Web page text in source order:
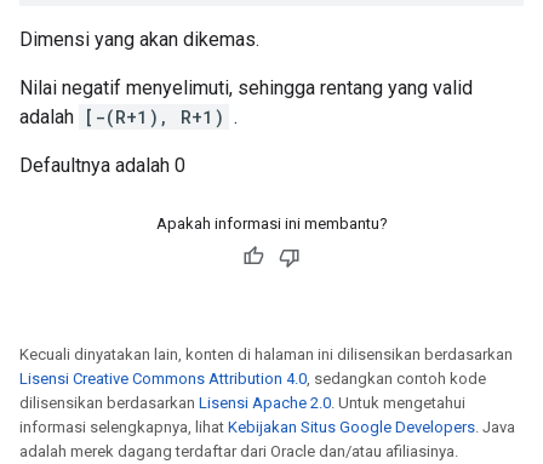
Dimensi yang akan dikemas.
Nilai negatif menyelimuti, sehingga rentang yang valid
adalah [-(R+1), R+1) .
Defaultnya adalah 0
Apakah informasi ini membantu?
Kecuali dinyatakan lain, konten di halaman ini dilisensikan berdasarkan
Lisensi Creative Commons Attribution 4.0, sedangkan contoh kode
dilisensikan berdasarkan Lisensi Apache 2.0. Untuk mengetahui
informasi selengkapnya, lihat Kebijakan Situs Google Developers. Java
adalah merek dagang terdaftar dari Oracle dan/atau afiliasinya.